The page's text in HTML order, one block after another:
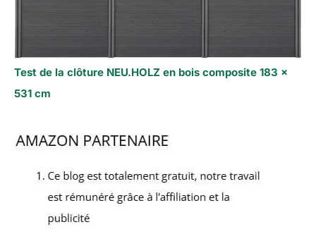
Test de la clôture NEU.HOLZ en bois composite 183 x
531 cm